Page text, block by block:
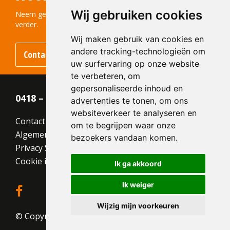
Wij gebruiken cookies
Wij maken gebruik van cookies en
andere tracking-technologieën om
uw surfervaring op onze website
te verbeteren, om
gepersonaliseerde inhoud en
advertenties te tonen, om ons
websiteverkeer te analyseren en
om te begrijpen waar onze
bezoekers vandaan komen.
Ik ga akkoord
Ik weiger
Wijzig mijn voorkeuren
Structuur:
Kleur:
Grijs
Neem gerust contact met ons op! We helpen u graag
verder.
Contact opnemen
0418 – 55 22 21
Contact
Algemene voorwaarden
Privacy Statement
Cookie instellingen
© Copyright 2026